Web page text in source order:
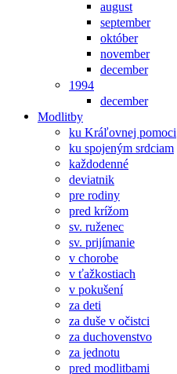
august
september
október
november
december
1994
december
Modlitby
ku Kráľovnej pomoci
ku spojeným srdciam
každodenné
deviatnik
pre rodiny
pred krížom
sv. ruženec
sv. prijímanie
v chorobe
v ťažkostiach
v pokušení
za deti
za duše v očistci
za duchovenstvo
za jednotu
pred modlitbami